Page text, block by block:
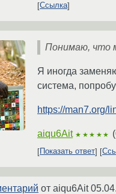
Ссылка
Понимаю, что
Я иногда
система,
https://man7.org/
aiqu6Ait ★★★★★ (
Показать ответ
от aiqu6Ait